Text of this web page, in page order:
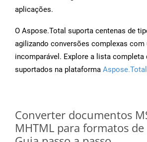
aplicações.
O Aspose.Total suporta centenas de
agilizando conversões complexas com
incomparável. Explore a lista completa
suportados na plataforma
Converter documentos
MHTML para formatos